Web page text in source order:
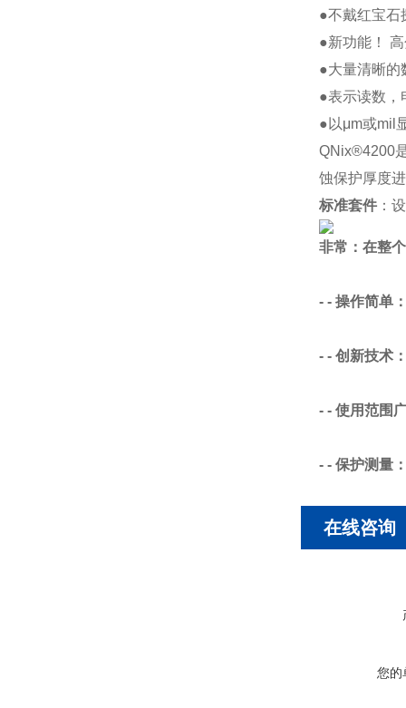
●不戴红宝石
●新功能！
●大量清晰的
●表示读数，
●以μm或mil
QNix®4200
蚀保护厚度
标准套件：
非常：在整
- - 操作简单
- - 创新技术
- - 使用范围
- - 保护测量
在线咨询
您的